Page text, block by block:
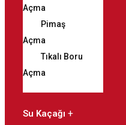
Açma
Pimaş
Açma
Tıkalı Boru
Açma
Su Kaçağı